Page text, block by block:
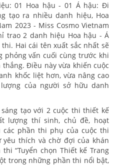
01 Hoa hậu - 01 Á hậu: Đi
tạo ra nhiều danh hiệu, Hoa
2023 - Miss Cosmo Vietnam
trao 2 danh hiệu Hoa hậu - Á
Hai cái tên xuất sắc nhất sẽ
phỏng vấn cuối cùng trước khi
Điều này vừa khiến cuộc
khốc liệt hơn, vừa nâng cao
của người sở hữu danh
tạo với 2 cuộc thi thiết kế
lượng thí sinh, chủ đề, hoạt
phần thi phụ của cuộc thi
yêu thích và chờ đợi của khán
“Tuyển chọn Thiết kế Trang
trong những phần thi nổi bật,